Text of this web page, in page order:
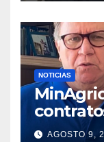
NOTICIAS
Agencia
AGOSTO 9,